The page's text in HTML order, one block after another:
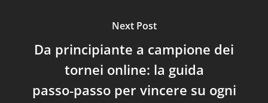
Next Post
Da principiante a campione dei
tornei online: la guida
passo‑passo per vincere su ogni